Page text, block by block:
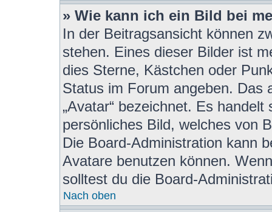
» Wie kann ich ein Bild bei
In der Beitragsansicht können
stehen. Eines dieser Bilder ist
dies Sterne, Kästchen oder
Status im Forum angeben. Das
„Avatar“ bezeichnet. Es
persönliches Bild, welches von
Die Board-Administration kann
Avatare benutzen können.
solltest du die Board-
Nach oben